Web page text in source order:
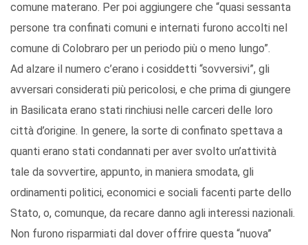
comune materano. Per poi aggiungere che “quasi sessanta
persone tra confinati comuni e internati furono accolti nel
comune di Colobraro per un periodo più o meno lungo”.
Ad alzare il numero c’erano i cosiddetti “sovversivi”, gli
avversari considerati più pericolosi, e che prima di giungere
in Basilicata erano stati rinchiusi nelle carceri delle loro
città d’origine. In genere, la sorte di confinato spettava a
quanti erano stati condannati per aver svolto un’attività
tale da sovvertire, appunto, in maniera smodata, gli
ordinamenti politici, economici e sociali facenti parte dello
Stato, o, comunque, da recare danno agli interessi nazionali.
Non furono risparmiati dal dover offrire questa “nuova”